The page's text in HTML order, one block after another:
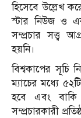
হিসেবে উল্লেখ
স্টার নিউজ ও
সম্প্রচার সত্ত্ব
হয়নি।
বিশ্বকাপের সূচি
ম্যাচের মধ্যে
হবে এবং
সম্প্রচারকারী